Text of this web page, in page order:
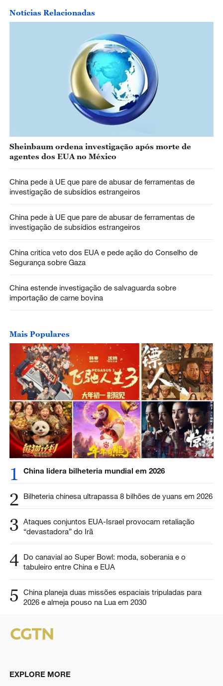
Notícias Relacionadas
Sheinbaum ordena investigação após morte de
agentes dos EUA no México
China pede à UE que pare de abusar de ferramentas de
investigação de subsídios estrangeiros
China pede à UE que pare de abusar de ferramentas de
investigação de subsídios estrangeiros
China critica veto dos EUA e pede ação do Conselho de
Segurança sobre Gaza
China estende investigação de salvaguarda sobre
importação de carne bovina
Mais Populares
1 China lidera bilheteria mundial em 2026
2 Bilheteria chinesa ultrapassa 8 bilhões de yuans em 2026
3 Ataques conjuntos EUA-Israel provocam retaliação
“devastadora” do Irã
4 Do canavial ao Super Bowl: moda, soberania e o
tabuleiro entre China e EUA
5
China planeja duas missões espaciais tripuladas para
2026 e almeja pouso na Lua em 2030
EXPLORE MORE